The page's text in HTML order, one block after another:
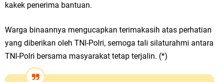
kakek penerima bantuan.
Warga binaannya mengucapkan terimakasih atas perhatian
yang diberikan oleh TNI-Polri, semoga tali silaturahmi antara
TNI-Polri bersama masyarakat tetap terjalin. (*)